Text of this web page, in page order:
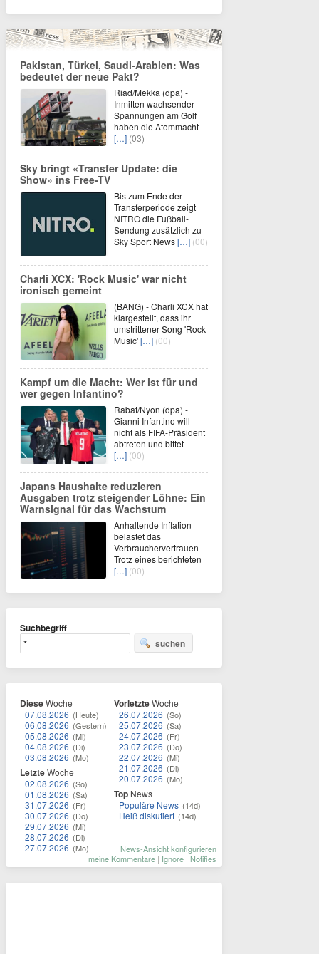
Pakistan, Türkei, Saudi-Arabien: Was
bedeutet der neue Pakt?
Riad/Mekka (dpa) -
Inmitten wachsender
Spannungen am Golf
haben die Atommacht
[…] (03)
Sky bringt «Transfer Update: die
Show» ins Free-TV
Bis zum Ende der
Transferperiode zeigt
NITRO die Fußball-
Sendung zusätzlich zu
Sky Sport News[…] (00)
Charli XCX: 'Rock Music' war nicht
ironisch gemeint
(BANG) - Charli XCX hat
klargestellt, dass ihr
umstrittener Song 'Rock
Music'[…] (00)
Kampf um die Macht: Wer ist für und
wer gegen Infantino?
Rabat/Nyon (dpa) -
Gianni Infantino will
nicht als FIFA-Präsident
abtreten und bittet
[…] (00)
Japans Haushalte reduzieren
Ausgaben trotz steigender Löhne: Ein
Warnsignal für das Wachstum
Anhaltende Inflation
belastet das
Verbrauchervertrauen
Trotz eines berichteten
[…] (00)
Suchbegriff
suchen
DieseWoche
07.08.2026 (Heute)
06.08.2026 (Gestern)
05.08.2026 (Mi)
04.08.2026 (Di)
03.08.2026 (Mo)
LetzteWoche
02.08.2026 (So)
01.08.2026 (Sa)
31.07.2026 (Fr)
30.07.2026 (Do)
29.07.2026 (Mi)
28.07.2026 (Di)
27.07.2026 (Mo)
VorletzteWoche
26.07.2026 (So)
25.07.2026 (Sa)
24.07.2026 (Fr)
23.07.2026 (Do)
22.07.2026 (Mi)
21.07.2026 (Di)
20.07.2026 (Mo)
Top News
Populäre News (14d)
Heiß diskutiert (14d)
News-Ansicht konfigurieren
meine Kommentare | Ignore | Notifies